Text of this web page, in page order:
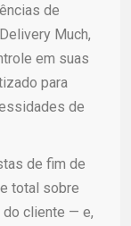
de
Much,
em suas
para
de
de fim de
total sobre
cliente — e,